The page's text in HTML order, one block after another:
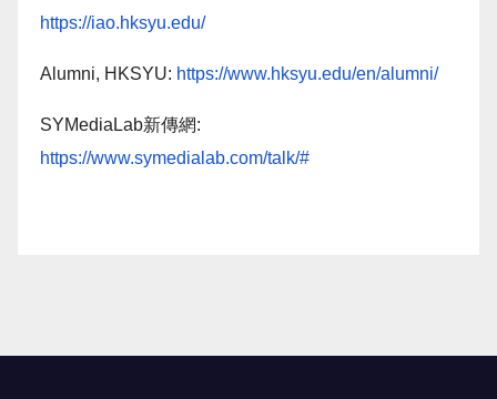
https://iao.hksyu.edu/
Alumni, HKSYU: https://www.hksyu.edu/en/alumni/
SYMediaLab新傳網:
https://www.symedialab.com/talk/#